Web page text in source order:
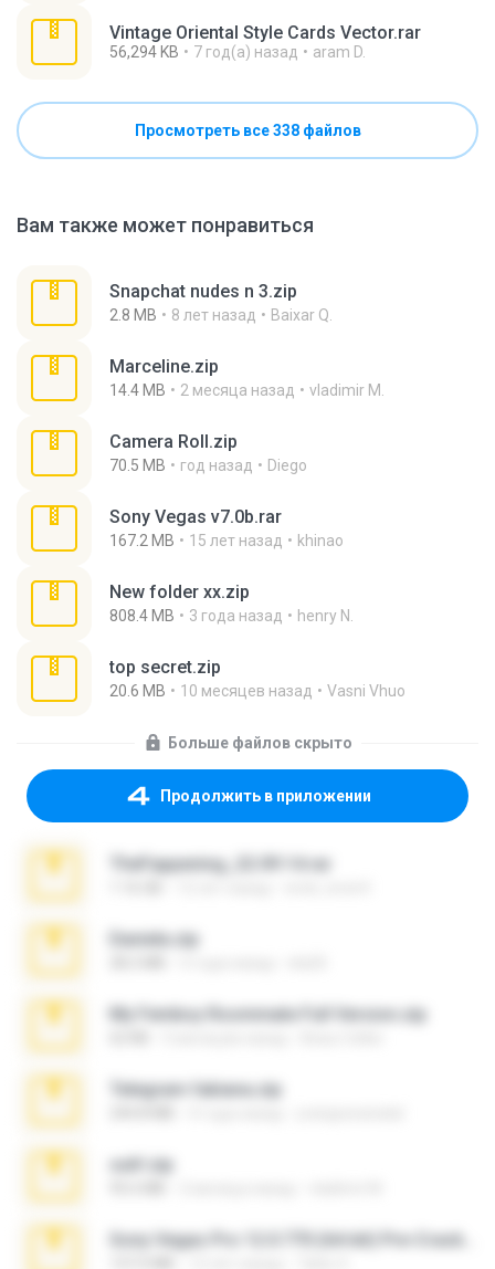
Vintage Oriental Style Cards Vector.rar
56,294 KB 7 год(а) назад aram D.
Просмотреть все 338 файлов
Вам также может понравиться
Snapchat nudes n 3.zip
2.8 MB 8 лет назад Baixar Q.
Marceline.zip
14.4 MB 2 месяца назад vladimir M.
Camera Roll.zip
70.5 MB год назад Diego
Sony Vegas v7.0b.rar
167.2 MB 15 лет назад khinao
New folder xx.zip
808.4 MB 3 года назад henry N.
top secret.zip
20.6 MB 10 месяцев назад Vasni Vhuo
Больше файлов скрыто
Продолжить в приложении
TheFappening_22.09.14.rar
Daniela.zip
My Femboy Roommate Full Version.zip
Telegram fabiana.zip
ouh!.zip